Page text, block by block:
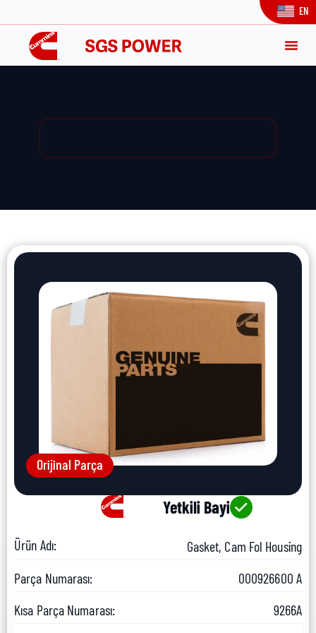
EN
Orijinal Parça
Yetkili Bayi
Ürün Adı:
Gasket, Cam Fol Housing
Parça Numarası:
000926600 A
Kısa Parça Numarası:
9266A